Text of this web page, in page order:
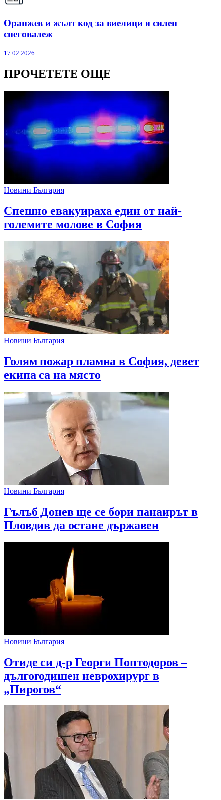
Оранжев и жълт код за виелици и силен
снеговалеж
17.02.2026
ПРОЧЕТЕТЕ ОЩЕ
Новини България
Спешно евакуираха един от най-
големите молове в София
Новини България
Голям пожар пламна в София, девет
екипа са на място
Новини България
Гълъб Донев ще се бори панаирът в
Пловдив да остане държавен
Новини България
Отиде си д-р Георги Поптодоров –
дългогодишен неврохирург в
„Пирогов“